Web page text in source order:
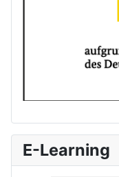
E-Learning